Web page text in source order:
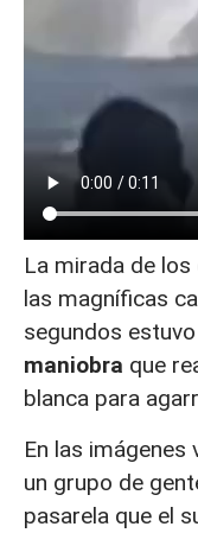
La mirada de
las magníficas
segundos
maniobra que
blanca para
En las
un grupo de
pasarela que el